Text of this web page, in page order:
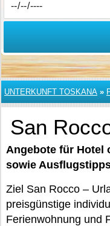
UNTERKUNFT TOSKANA »
San
Angebote für Hotel
sowie
Ziel San Rocco –
preisgünstige
Ferienwohnung und